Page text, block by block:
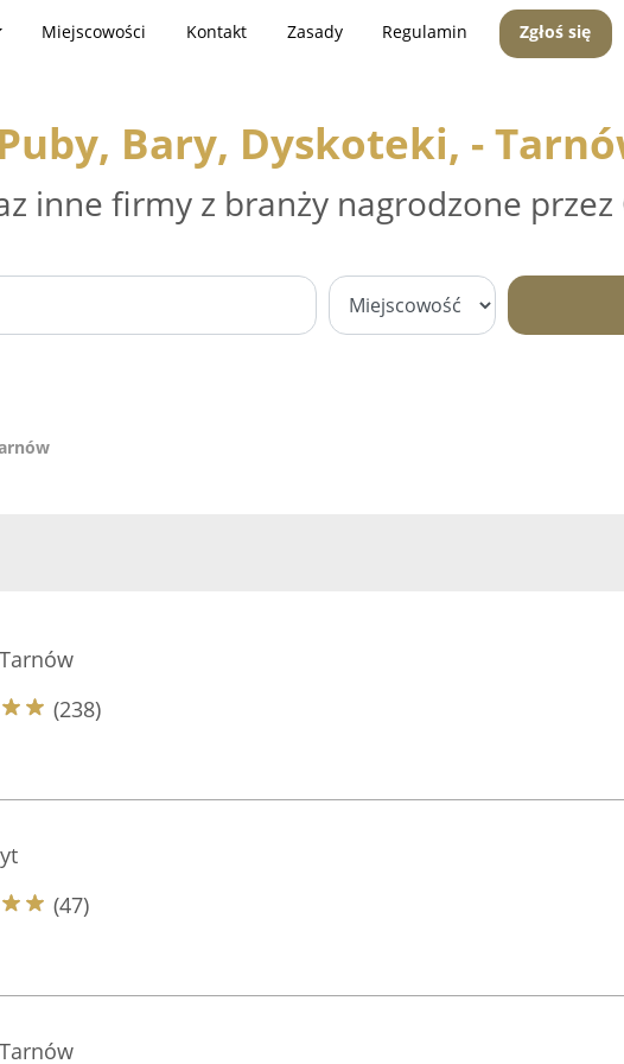
Miejscowości Kontakt Zasady Regulamin Zgłoś się
Puby, Bary, Dyskoteki, -
inne firmy z branży nagrodzone przez
(238)
(47)